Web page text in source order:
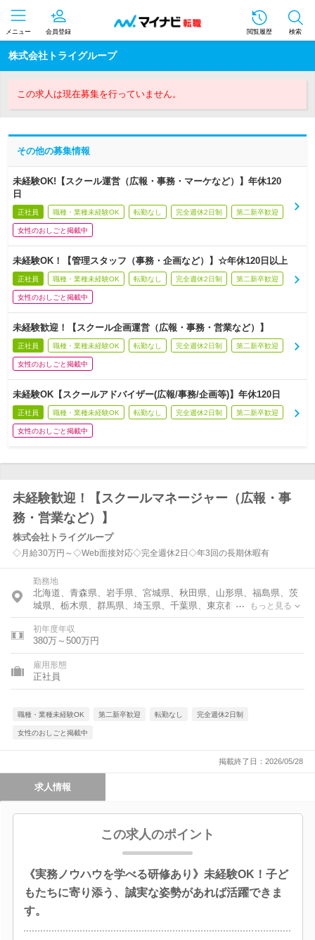
メニュー 会員登録 閲覧履歴 検索
株式会社トライグループ
この求人は現在募集を行っていません。
その他の募集情報
未経験OK!【スクール運営（広報・事務・マーケなど）】年休120
日
正社員 職種・業種未経験OK 転勤なし 完全週休2日制 第二新卒歓迎
女性のおしごと掲載中
未経験OK！【管理スタッフ（事務・企画など）】☆年休120日以上
正社員 職種・業種未経験OK 転勤なし 完全週休2日制 第二新卒歓迎
女性のおしごと掲載中
未経験歓迎！【スクール企画運営（広報・事務・営業など）】
正社員 職種・業種未経験OK 転勤なし 完全週休2日制 第二新卒歓迎
女性のおしごと掲載中
未経験OK【スクールアドバイザー(広報/事務/企画等)】年休120日
正社員 職種・業種未経験OK 転勤なし 完全週休2日制 第二新卒歓迎
女性のおしごと掲載中
未経験歓迎！【スクールマネージャー（広報・事
務・営業など）】
株式会社トライグループ
◇月給30万円～◇Web面接対応◇完全週休2日◇年3回の長期休暇有
勤務地
北海道、青森県、岩手県、宮城県、秋田県、山形県、福島県、茨
城県、栃木県、群馬県、埼玉県、千葉県、東京都、神奈川県、富
山県、石川県、福井県、新潟県、山梨県、長野県、岐阜県、静岡
県、愛知県、三重県、滋賀県、京都府、大阪府、兵庫県、奈良
県、和歌山県、鳥取県、島根県、岡山県、広島県、山口県、徳島
県、香川県、愛媛県、高知県、福岡県、佐賀県、長崎県、熊本
県、大分県、宮崎県、鹿児島県、沖縄県
もっと見る
初年度年収
380万～500万円
雇用形態
正社員
職種・業種未経験OK 第二新卒歓迎 転勤なし 完全週休2日制
女性のおしごと掲載中
掲載終了日：2026/05/28
求人情報
この求人のポイント
《実務ノウハウを学べる研修あり》未経験OK！子ど
もたちに寄り添う、誠実な姿勢があれば活躍できま
す。